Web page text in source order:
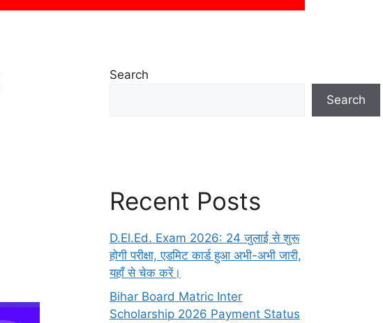
Search
Search
Recent Posts
D.El.Ed. Exam 2026: 24 जुलाई से शुरू
होगी परीक्षा, एडमिट कार्ड हुआ अभी-अभी जारी,
यहाँ से चेक करें।
Bihar Board Matric Inter
Scholarship 2026 Payment Status